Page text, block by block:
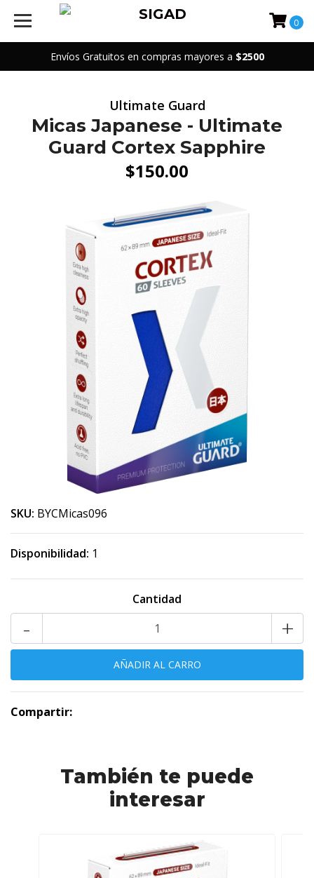
Envíos Gratuitos en compras mayores a $2500
0
Ultimate Guard
Micas Japanese - Ultimate
Guard Cortex Sapphire
$150.00
SKU: BYCMicas096
Disponibilidad: 1
Cantidad
+
-
Compartir:
También te puede
interesar